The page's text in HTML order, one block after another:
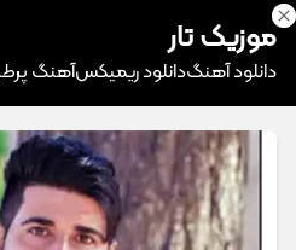
موزیک تار
دانلود آهنگدانلود ریمیکسآهنگ